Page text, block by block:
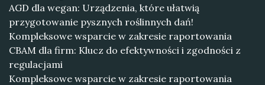
AGD dla wegan: Urządzenia, które ułatwią
przygotowanie pysznych roślinnych dań!
Kompleksowe wsparcie w zakresie raportowania
CBAM dla firm: Klucz do efektywności i zgodności z
regulacjami
Kompleksowe wsparcie w zakresie raportowania